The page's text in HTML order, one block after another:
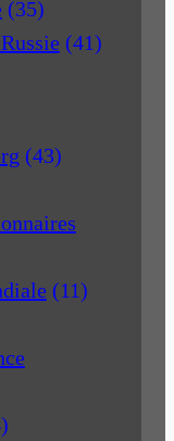
(35)
(41)
(43)
(11)